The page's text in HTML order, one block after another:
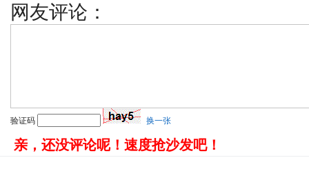
网友评论：
验证码 换一张
亲，还没评论呢！速度抢沙发吧！